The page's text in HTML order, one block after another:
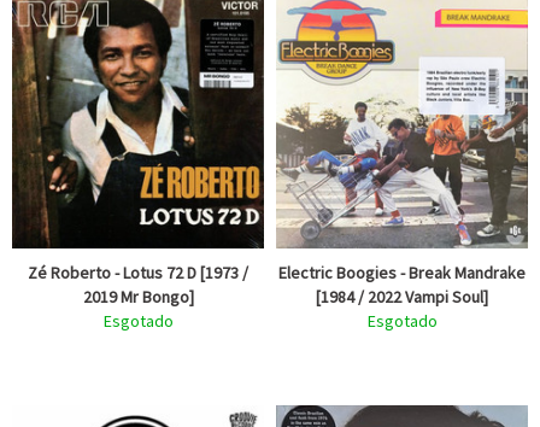
Zé Roberto - Lotus 72 D [1973 /
2019 Mr Bongo]
Esgotado
Electric Boogies - Break Mandrake
[1984 / 2022 Vampi Soul]
Esgotado